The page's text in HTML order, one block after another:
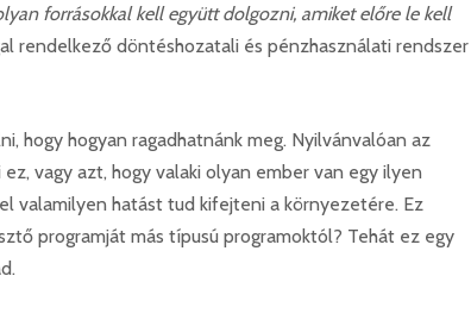
forrásokkal kell együtt dolgozni, amiket előre le kell
rendelkező döntéshozatali és pénzhasználati rendszer
hogy hogyan ragadhatnánk meg. Nyilvánvalóan az
vagy azt, hogy valaki olyan ember van egy ilyen
valamilyen hatást tud kifejteni a környezetére. Ez
programját más típusú programoktól? Tehát ez egy